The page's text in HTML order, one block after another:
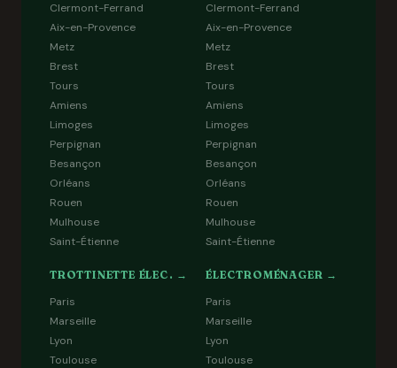
Clermont-Ferrand
Aix-en-Provence
Metz
Brest
Tours
Amiens
Limoges
Perpignan
Besançon
Orléans
Rouen
Mulhouse
Saint-Étienne
Clermont-Ferrand
Aix-en-Provence
Metz
Brest
Tours
Amiens
Limoges
Perpignan
Besançon
Orléans
Rouen
Mulhouse
Saint-Étienne
TROTTINETTE ÉLEC. →
Paris
Marseille
Lyon
Toulouse
ÉLECTROMÉNAGER →
Paris
Marseille
Lyon
Toulouse